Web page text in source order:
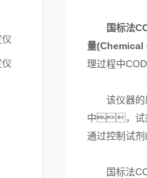
国标法
量
理过程中
该仪器的
中，试
通过控制试
国标法